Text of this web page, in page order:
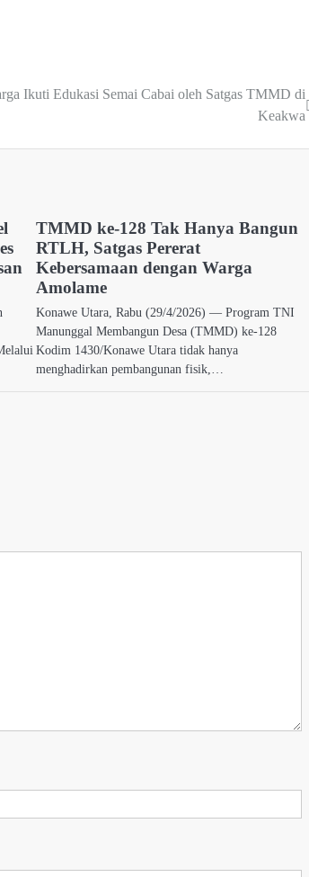
Ikuti Edukasi Semai Cabai oleh Satgas TMMD di
Keakwa
TMMD ke-128 Tak Hanya Bangun
RTLH, Satgas Pererat
Kebersamaan dengan Warga
Amolame
Konawe Utara, Rabu (29/4/2026) — Program TNI
Manunggal Membangun Desa (TMMD) ke-128
Kodim 1430/Konawe Utara tidak hanya
menghadirkan pembangunan fisik,…